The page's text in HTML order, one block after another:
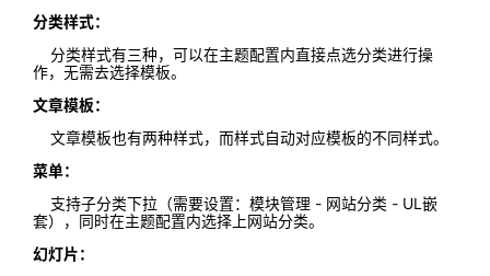
分类样式：
分类样式有三种，可以在主题配置内直接点选分类进行操
作，无需去选择模板。
文章模板：
文章模板也有两种样式，而样式自动对应模板的不同样式。
菜单：
支持子分类下拉（需要设置：模块管理 - 网站分类 - UL嵌
套），同时在主题配置内选择上网站分类。
幻灯片：